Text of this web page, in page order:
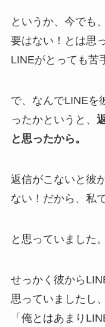
というか、今でも
要はない！とは思
LINEがとっても苦
で、なんでLINEを
ったかというと、
と思ったから。
返信がこないと彼
ない！だから、私
と思っていました。
せっかく彼から
思っていましたし
「俺とはあまり